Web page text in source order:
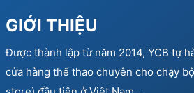
GIỚI THIỆU
Được thành lập từ năm 2014, YCB tự
cửa hàng thể thao chuyên cho chạy